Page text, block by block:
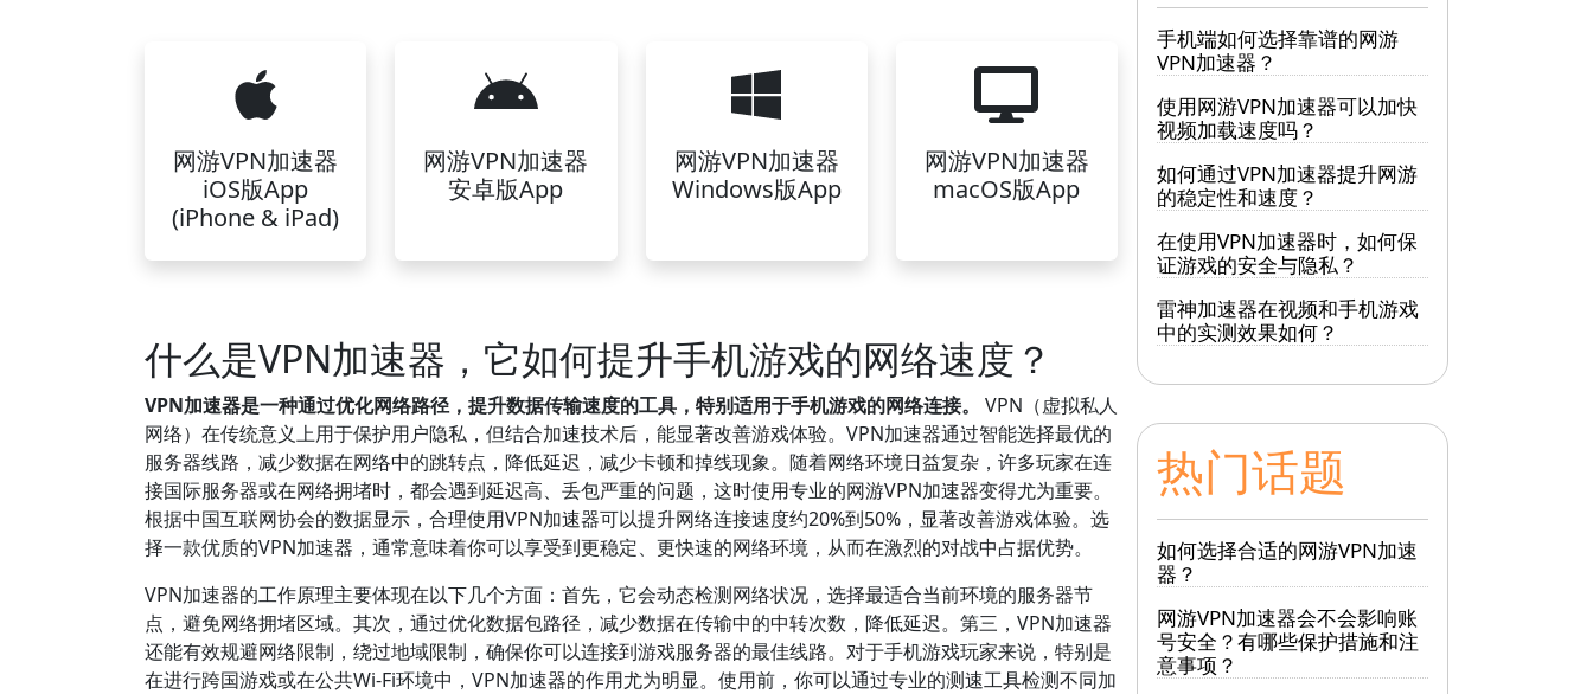
网游VPN加速器
iOS版App
(iPhone & iPad)
网游VPN加速器
安卓版App
网游VPN加速器
Windows版App
网游VPN加速器
macOS版App
什么是VPN加速器，它如何提升手机游戏的网络速度？
VPN加速器是一种通过优化网络路径，提升数据传输速度的工具，特别适用于手机游戏的网络连接。
VPN（虚拟私人
网络）在传统意义上用于保护用户隐私，但结合加速技术后，能显著改善游戏体验。VPN加速器通过智能选择最优的
服务器线路，减少数据在网络中的跳转点，降低延迟，减少卡顿和掉线现象。随着网络环境日益复杂，许多玩家在连
接国际服务器或在网络拥堵时，都会遇到延迟高、丢包严重的问题，这时使用专业的网游VPN加速器变得尤为重要。
根据中国互联网协会的数据显示，合理使用VPN加速器可以提升网络连接速度约20%到50%，显著改善游戏体验。选
择一款优质的VPN加速器，通常意味着你可以享受到更稳定、更快速的网络环境，从而在激烈的对战中占据优势。
VPN加速器的工作原理主要体现在以下几个方面：首先，它会动态检测网络状况，选择最适合当前环境的服务器节
点，避免网络拥堵区域。其次，通过优化数据包路径，减少数据在传输中的中转次数，降低延迟。第三，VPN加速器
还能有效规避网络限制，绕过地域限制，确保你可以连接到游戏服务器的最佳线路。对于手机游戏玩家来说，特别是
在进行跨国游戏或在公共Wi-Fi环境中，VPN加速器的作用尤为明显。使用前，你可以通过专业的测速工具检测不同加
手机端如何选择靠谱的网游
VPN加速器？
使用网游VPN加速器可以加快
视频加载速度吗？
如何通过VPN加速器提升网游
的稳定性和速度？
在使用VPN加速器时，如何保
证游戏的安全与隐私？
雷神加速器在视频和手机游戏
中的实测效果如何？
热门话题
如何选择合适的网游VPN加速
器？
网游VPN加速器会不会影响账
号安全？有哪些保护措施和注
意事项？